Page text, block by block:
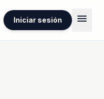
Iniciar sesión menu